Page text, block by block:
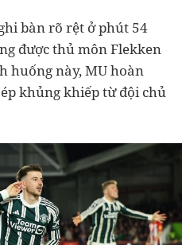
bàn rõ rệt ở phút 54
được thủ môn Flekken
huống này, MU hoàn
khủng khiếp từ đội chủ